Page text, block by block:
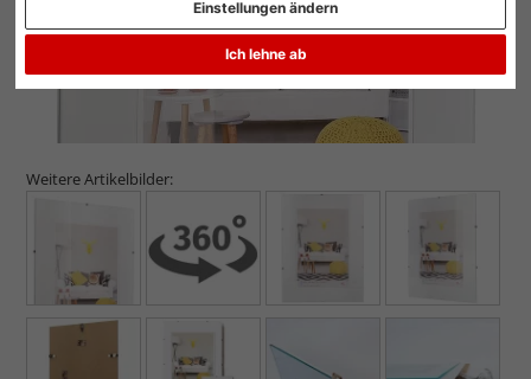
Ich lehne ab
Einstellungen ändern
Weitere Artikelbilder: